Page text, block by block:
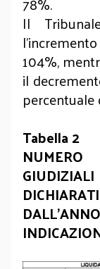
Il
104%,
il
percentuale
Tabella 2